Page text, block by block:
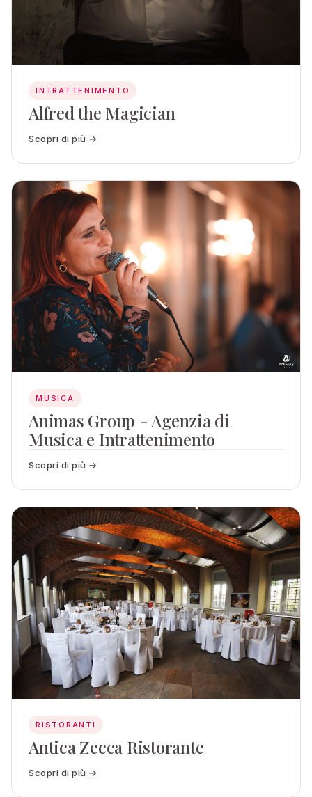
INTRATTENIMENTO
Alfred the Magician
Scopri di più →
MUSICA
Animas Group - Agenzia di
Musica e Intrattenimento
Scopri di più →
RISTORANTI
Antica Zecca Ristorante
Scopri di più →